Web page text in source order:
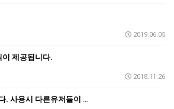
2019.06.05
이 제공됩니다.
2018.11.26
토렌토는 사용 불가합니다. 사용시 다른유저들이 영향을 …